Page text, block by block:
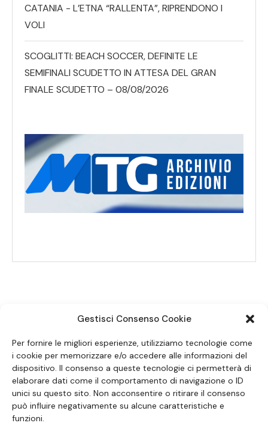
Gestisci Consenso Cookie
Per fornire le migliori esperienze, utilizziamo tecnologie come
i cookie per memorizzare e/o accedere alle informazioni del
dispositivo. Il consenso a queste tecnologie ci permetterà di
elaborare dati come il comportamento di navigazione o ID
unici su questo sito. Non acconsentire o ritirare il consenso
può influire negativamente su alcune caratteristiche e
funzioni.
CATANIA - L’ETNA “RALLENTA”, RIPRENDONO I
VOLI
SCOGLITTI: BEACH SOCCER, DEFINITE LE
SEMIFINALI SCUDETTO IN ATTESA DEL GRAN
FINALE SCUDETTO – 08/08/2026
SEGUICI SUI SOCIAL